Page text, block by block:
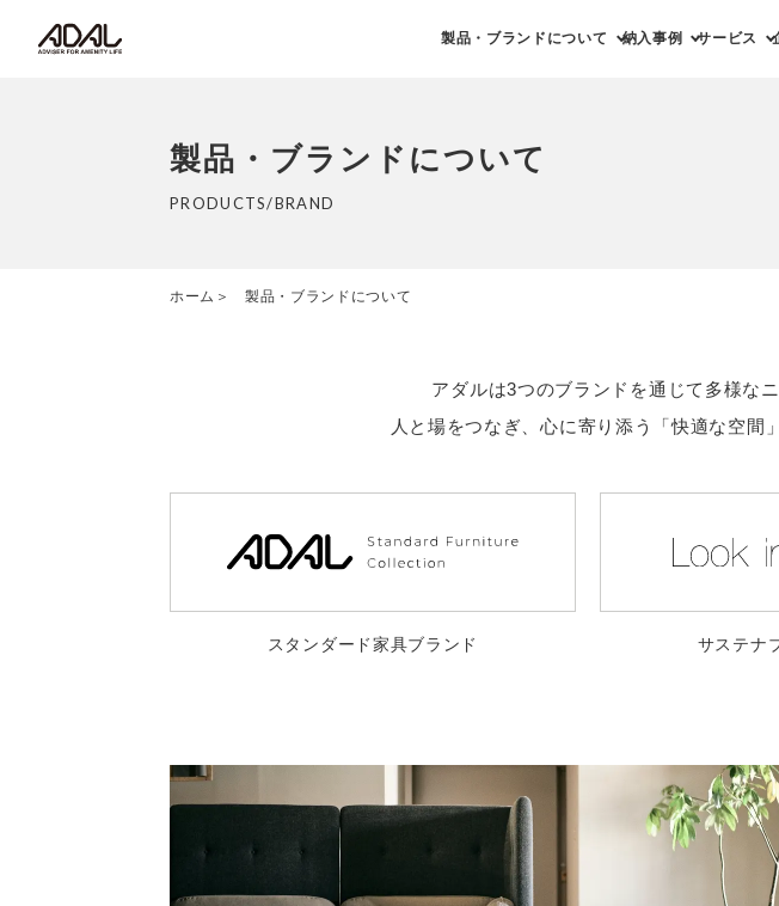
製品・ブランドについて 納入事例 サービス
製品・ブランドについて
PRODUCTS/BRAND
ホーム 製品・ブランドについて
アダルは3つのブランドを通じて多様な
人と場をつなぎ、心に寄り添う「快適な空間
スタンダード家具ブランド サステナ